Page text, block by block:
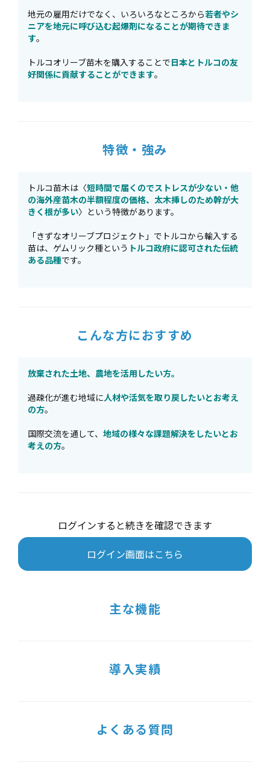
地元の雇用だけでなく、いろいろなところから若者やシ
ニアを地元に呼び込む起爆剤になることが期待できま
す。
トルコオリーブ苗木を購入することで日本とトルコの友
好関係に貢献することができます。
特徴・強み
トルコ苗木は〈短時間で届くのでストレスが少ない・他
の海外産苗木の半額程度の価格、太木挿しのため幹が大
きく根が多い〉という特徴があります。
「きずなオリーブプロジェクト」でトルコから輸入する
苗は、ゲムリック種という トルコ政府に認可された伝統
ある品種です。
こんな方におすすめ
放棄された土地、農地を活用したい方。
過疎化が進む地域に人材や活気を取り戻したいとお考え
の方。
国際交流を通して、 地域の様々な課題解決をしたいとお
考えの方。
ログインすると続きを確認できます
ログイン画面はこちら
主な機能
導入実績
よくある質問